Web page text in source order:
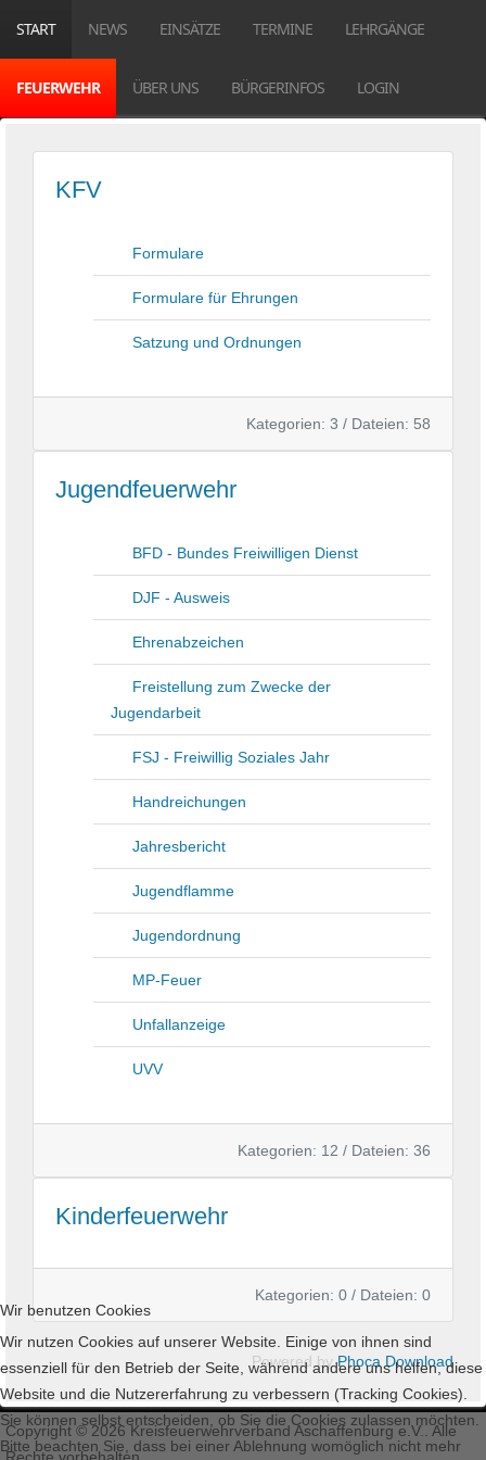
START NEWS EINSÄTZE TERMINE LEHRGÄNGE
FEUERWEHR ÜBER UNS BÜRGERINFOS LOGIN
KFV
Formulare
Formulare für Ehrungen
Satzung und Ordnungen
Kategorien: 3 / Dateien: 58
Jugendfeuerwehr
BFD - Bundes Freiwilligen Dienst
DJF - Ausweis
Ehrenabzeichen
Freistellung zum Zwecke der
Jugendarbeit
FSJ - Freiwillig Soziales Jahr
Handreichungen
Jahresbericht
Jugendflamme
Jugendordnung
MP-Feuer
Unfallanzeige
UVV
Kategorien: 12 / Dateien: 36
Kinderfeuerwehr
Kategorien: 0 / Dateien: 0
Powered byPhoca Download
Copyright © 2026 Kreisfeuerwehrverband Aschaffenburg e.V.. Alle
Wir benutzen Cookies
Wir nutzen Cookies auf unserer Website. Einige von ihnen sind
essenziell für den Betrieb der Seite, während andere uns helfen, diese
Website und die Nutzererfahrung zu verbessern (Tracking Cookies).
Sie können selbst entscheiden, ob Sie die Cookies zulassen möchten.
Bitte beachten Sie, dass bei einer Ablehnung womöglich nicht mehr